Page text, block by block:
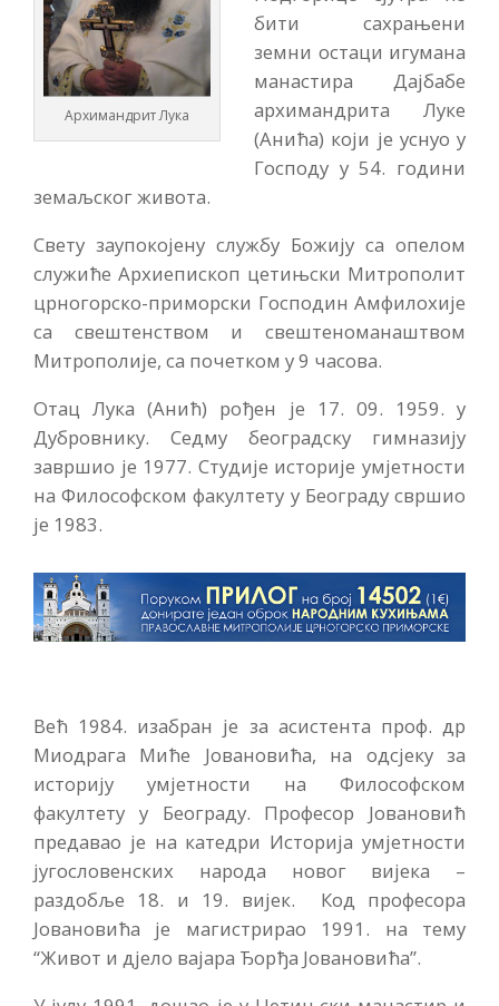
Архимандрит Лука
бити сахрањени
земни остаци игумана
манастира Дајбабе
архимандрита Луке
(Анића) који је уснуо у
Господу у 54. години
земаљског живота.
Свету заупокојену службу Божију са опелом
служиће Архиепископ цетињски Митрополит
црногорско-приморски Господин Амфилохије
са свештенством и свештеноманаштвом
Митрополије, са почетком у 9 часова.
Отац Лука (Анић) рођен је 17. 09. 1959. у
Дубровнику. Седму београдску гимназију
завршио је 1977. Студије историје умјетности
на Философском факултету у Београду свршио
је 1983.
Већ 1984. изабран је за асистента проф. др
Миодрага Миће Јовановића, на одсјеку за
историју умјетности на Философском
факултету у Београду. Професор Јовановић
предавао је на катедри Историја умјетности
југословенских народа новог вијека –
раздобље 18. и 19. вијек. Код професора
Јовановића је магистрирао 1991. на тему
“Живот и дјело вајара Ђорђа Јовановића”.